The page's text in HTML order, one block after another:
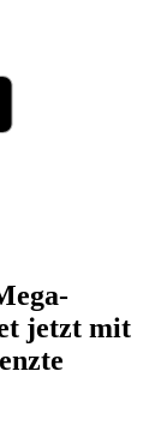
jetzt mit